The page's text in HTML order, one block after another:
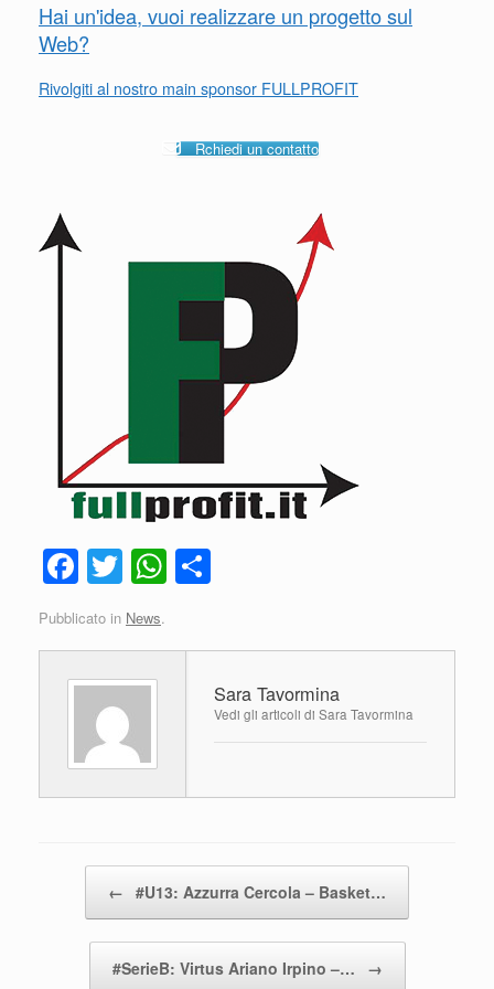
Hai un'idea, vuoi realizzare un progetto sul
Web?
Rivolgiti al nostro main sponsor FULLPROFIT
Rchiedi un contatto
F
a
c
e
b
o
o
k
T
wi
tt
er
W
h
at n
vi
di
Pubblicato in News.
Sara Tavormina
Vedi gli articoli di Sara Tavormina
← #U13: Azzurra Cercola – Basket…
#SerieB: Virtus Ariano Irpino –… →